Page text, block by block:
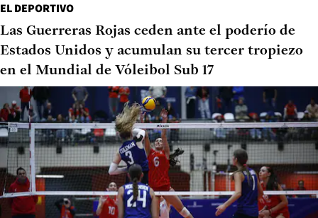
EL DEPORTIVO
Las Guerreras Rojas ceden ante el poderío de
Estados Unidos y acumulan su tercer tropiezo
en el Mundial de Vóleibol Sub 17